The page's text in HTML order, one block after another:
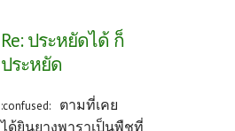
Re: ประหยัดได้ ก็
ประหยัด
:confused:
ตามที่เคย
ได้ยินยางพาราเป็นพืชที่